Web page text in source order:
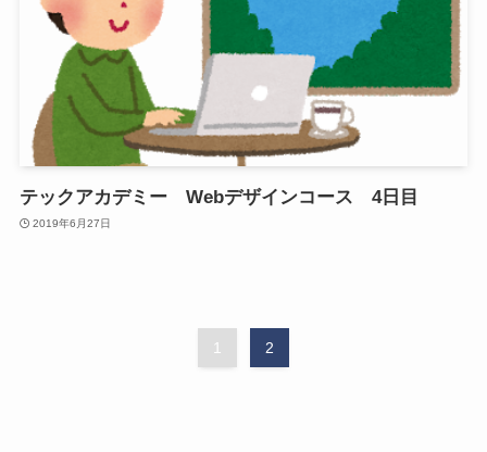
テックアカデミー Webデザインコース 4日目
2019年6月27日
1 2